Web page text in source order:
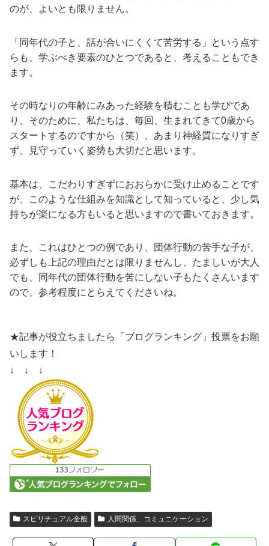
のが、よいとも限りません。
「同年代の子と、話が合いにくくて苦労する」という点す
らも、学ぶべき要素のひとつであると、考えることもでき
ます。
その時なりの年齢にみあった経験を積むことも学びであ
り、そのために、私たちは、毎回、生まれてきて0歳から
スタートするのですから（笑）、あまり神経質になりすぎ
ず、見守っていく姿勢も大切だと思います。
基本は、こだわりすぎずにおおらかに受け止めることです
が、このような仕組みを知識として知っていると、少し気
持ちが楽になる方もいると思いますので書いておきます。
また、これはひとつの例であり、団体行動の苦手な子が、
必ずしも上記の理由だとは限りませんし、たましいが大人
でも、同年代の団体行動を苦にしない子もたくさんいます
ので、参考程度にとらえてくださいね。
★記事が役立ちましたら「ブログランキング」投票をお願
いします！
↓ ↓ ↓
スピリチュアル全般 人間関係、コミュニケーション